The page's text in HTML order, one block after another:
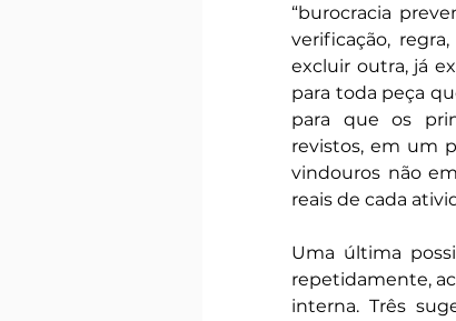
“burocracia
verificação,
excluir outra, já
para toda peça
para que os
revistos, em um
vindouros não
reais de cada
Uma última
repetidamente,
interna. Três